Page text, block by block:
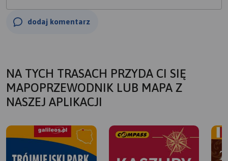
dodaj komentarz
NA TYCH TRASACH PRZYDA CI SIĘ
MAPOPRZEWODNIK LUB MAPA Z
NASZEJ APLIKACJI